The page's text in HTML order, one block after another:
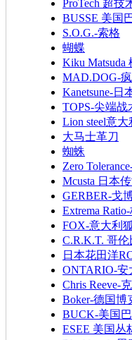
ProTech 超技
BUSSE 美国
S.O.G.-索格
蝴蝶
Kiku Matsuda
MAD.DOG-
Kanetsune-日
TOPS-尖端战
Lion steel意大
大马士革刀
蜘蛛
Zero
Mcusta 日本
GERBER-戈
Extrema
FOX-意大利
C.R.K.T. 哥
日本花田洋
ONTARIO-安
Chris Reeve-
Boker-德国博
BUCK-美国
ESEE 美国丛